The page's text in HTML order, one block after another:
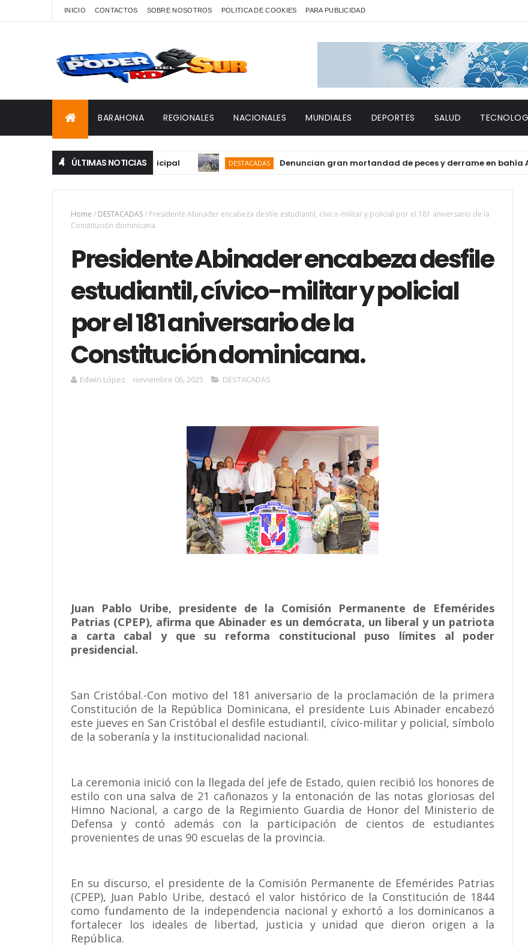
INICIO CONTACTOS SOBRE NOSOTROS POLITICA DE COOKIES PARA PUBLICIDAD
BARAHONA REGIONALES NACIONALES MUNDIALES DEPORTES SALUD
ÚLTIMAS NOTICIAS DESTACADAS Denuncian gran mortandad de peces y derrame en bahía Azua
Home / DESTACADAS/ Presidente Abinader encabeza desfile estudiantil, cívico-militar y policial por el 181 aniversario de la
Constitución dominicana.
Presidente Abinader encabeza desfile
estudiantil, cívico-militar y policial
por el 181 aniversario de la
Constitución dominicana.
Edwin López noviembre 06, 2025 DESTACADAS
Juan Pablo Uribe, presidente de la Comisión Permanente de Efemérides
Patrias (CPEP), afirma que Abinader es un demócrata, un liberal y un patriota
a carta cabal y que su reforma constitucional puso límites al poder
presidencial.
San Cristóbal.-Con motivo del 181 aniversario de la proclamación de la primera
Constitución de la República Dominicana, el presidente Luis Abinader encabezó
este jueves en San Cristóbal el desfile estudiantil, cívico-militar y policial, símbolo
de la soberanía y la institucionalidad nacional.
La ceremonia inició con la llegada del jefe de Estado, quien recibió los honores de
estilo con una salva de 21 cañonazos y la entonación de las notas gloriosas del
Himno Nacional, a cargo de la Regimiento Guardia de Honor del Ministerio de
Defensa y contó además con la participación de cientos de estudiantes
provenientes de unas 90 escuelas de la provincia.
En su discurso, el presidente de la Comisión Permanente de Efemérides Patrias
(CPEP), Juan Pablo Uribe, destacó el valor histórico de la Constitución de 1844
como fundamento de la independencia nacional y exhortó a los dominicanos a
fortalecer los ideales de libertad, justicia y unidad que dieron origen a la
República.